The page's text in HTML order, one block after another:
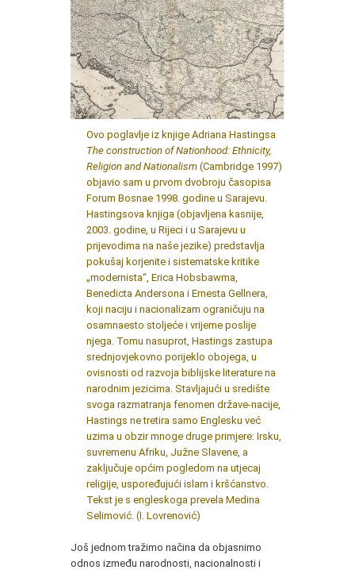
Ovo poglavlje iz knjige Adriana Hastingsa
The construction of Nationhood: Ethnicity,
Religion and Nationalism (Cambridge 1997)
objavio sam u prvom dvobroju časopisa
Forum Bosnae 1998. godine u Sarajevu.
Hastingsova knjiga (objavljena kasnije,
2003. godine, u Rijeci i u Sarajevu u
prijevodima na naše jezike) predstavlja
pokušaj korjenite i sistematske kritike
„modernista“, Erica Hobsbawma,
Benedicta Andersona i Ernesta Gellnera,
koji naciju i nacionalizam ograničuju na
osamnaesto stoljeće i vrijeme poslije
njega. Tomu nasuprot, Hastings zastupa
srednjovjekovno porijeklo obojega, u
ovisnosti od razvoja biblijske literature na
narodnim jezicima. Stavljajući u središte
svoga razmatranja fenomen države-nacije,
Hastings ne tretira samo Englesku već
uzima u obzir mnoge druge primjere: Irsku,
suvremenu Afriku, Južne Slavene, a
zaključuje općim pogledom na utjecaj
religije, uspoređujući islam i kršćanstvo.
Tekst je s engleskoga prevela Medina
Selimović. (I. Lovrenović)
Još jednom tražimo načina da objasnimo
odnos između na­rodnosti, nacionalnosti i